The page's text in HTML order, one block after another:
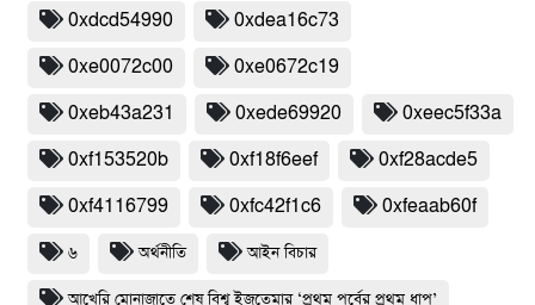
0xdcd54990 0xdea16c73
0xe0072c00 0xe0672c19
0xeb43a231 0xede69920 0xeec5f33a
0xf153520b 0xf18f6eef 0xf28acde5
0xf4116799 0xfc42f1c6 0xfeaab60f
৬ অর্থনীতি আইন বিচার
আখেরি মোনাজাতে শেষ বিশ্ব ইজতেমার ‘প্রথম পর্বের প্রথম ধাপ’